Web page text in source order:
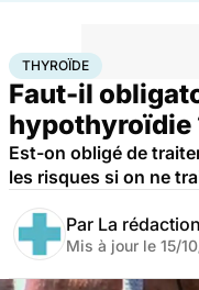
AccueilSantéMaladies
THYROÏDE
Faut-il
hypothyroïdie
Est-on obligé de
les risques si on ne
Par La
Mis à jour le 15/